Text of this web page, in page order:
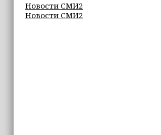
Избирательные участки Шатоя
готовы к приёму голосов
Новости СМИ2
Новости СМИ2